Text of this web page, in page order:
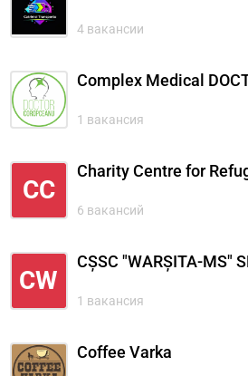
4 вакансии
Complex Medical
1 вакансия
CC
Charity Centre for
6 вакансий
CW
CȘSC "WARȘITA-MS"
1 вакансия
Coffee Varka